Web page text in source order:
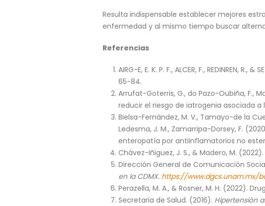
Resulta indispensable establecer mejores
enfermedad y al mismo tiempo buscar
Referencias
AIRG-E, E. K. P. F., ALCER, F., REDINREN,
65-84.
Arrufat-Goterris, G., do Pazo-Oubiña, F.,
reducir el riesgo de iatrogenia asociada
Bielsa-Fernández, M. V., Tamayo-de la
Ledesma, J. M., Zamarripa-Dorsey, F.
enteropatía por antiinflamatorios no
Chávez-Iñiguez, J. S., & Madero, M.
Dirección General de Comunicación Social
en la CDMX. https://www.dgcs.unam.mx/
Perazella, M. A., & Rosner, M. H. (2022).
Secretaria de Salud. (2016). Hipertensión